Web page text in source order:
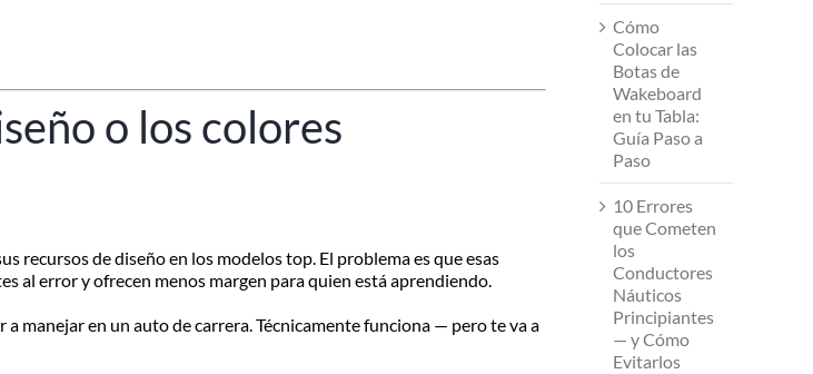
o los colores
recursos de diseño en los modelos top. El problema es que esas
al error y ofrecen menos margen para quien está aprendiendo.
manejar en un auto de carrera. Técnicamente funciona — pero te va a
Cómo
Colocar las
Botas de
Wakeboard
en tu Tabla:
Guía Paso a
Paso
10 Errores
que Cometen
los
Conductores
Náuticos
Principiantes
— y Cómo
Evitarlos